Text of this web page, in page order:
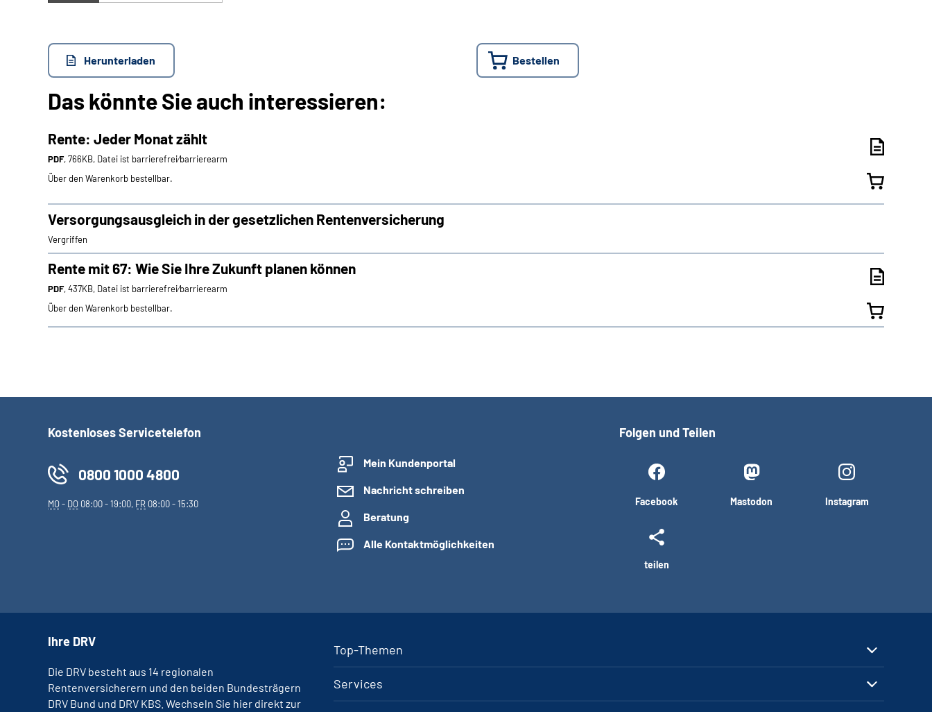
Herunterladen Bestellen
Das könnte Sie auch interessieren:
Rente: Jeder Monat zählt
PDF, 766KB, Datei ist barrierefrei⁄barrierearm
Über den Warenkorb bestellbar.
Versorgungsausgleich in der gesetzlichen Rentenversicherung
Vergriffen
Rente mit 67: Wie Sie Ihre Zukunft planen können
PDF, 437KB, Datei ist barrierefrei⁄barrierearm
Über den Warenkorb bestellbar.
Kostenloses Servicetelefon
0800 1000 4800
MO- DO 08:00 - 19:00, FR 08:00 - 15:30
Mein Kundenportal
Nachricht schreiben
Beratung
Alle Kontaktmöglichkeiten
Folgen und Teilen
Facebook Mastodon Instagram
teilen
Top-Themen
Services
Ihre DRV
Die DRV besteht aus 14 regionalen
Rentenversicherern und den beiden Bundesträgern
DRV Bund und DRV KBS. Wechseln Sie hier direkt zur